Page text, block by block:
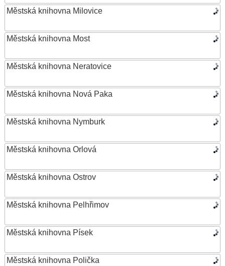
Městská knihovna Milovice
Městská knihovna Most
Městská knihovna Neratovice
Městská knihovna Nová Paka
Městská knihovna Nymburk
Městská knihovna Orlová
Městská knihovna Ostrov
Městská knihovna Pelhřimov
Městská knihovna Písek
Městská knihovna Polička